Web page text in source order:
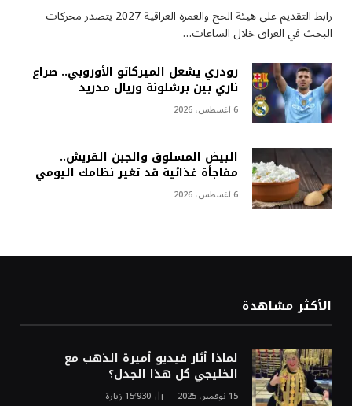
رابط التقديم على هيئة الحج والعمرة العراقية 2027 يتصدر محركات
البحث في العراق خلال الساعات…
رودري يشعل الميركاتو الأوروبي.. صراع
ناري بين برشلونة وريال مدريد
6 أغسطس، 2026
البيض المسلوق والجبن القريش..
مفاجأة غذائية قد تغير نظامك اليومي
6 أغسطس، 2026
الأكثر مشاهدة
لماذا أثار فيديو أميرة الذهب مع
الخليجي كل هذا الجدل؟
15 نوفمبر، 2025 15٬930 زيارة